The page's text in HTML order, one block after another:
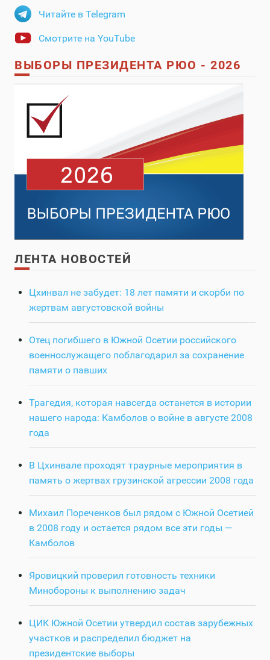
Читайте в Telegram
Смотрите на YouTube
ВЫБОРЫ ПРЕЗИДЕНТА РЮО - 2026
ЛЕНТА НОВОСТЕЙ
Цхинвал не забудет: 18 лет памяти и скорби по
жертвам августовской войны
Отец погибшего в Южной Осетии российского
военнослужащего поблагодарил за сохранение
памяти о павших
Трагедия, которая навсегда останется в истории
нашего народа: Камболов о войне в августе 2008
года
В Цхинвале проходят траурные мероприятия в
память о жертвах грузинской агрессии 2008 года
Михаил Пореченков был рядом с Южной Осетией
в 2008 году и остается рядом все эти годы —
Камболов
Яровицкий проверил готовность техники
Минобороны к выполнению задач
ЦИК Южной Осетии утвердил состав зарубежных
участков и распределил бюджет на
президентские выборы